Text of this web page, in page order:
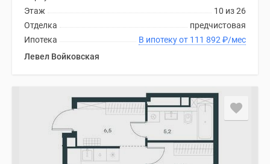
10 из 26
Этаж
предчистовая
Отделка
В ипотеку от 111 892 ₽/мес
Ипотека
Левел Войковская